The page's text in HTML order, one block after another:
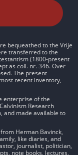
bequeathed to the Vrije
transferred to the
(1800-present
as coll. nr. 346. Over
The present
recent inventory,
enterprise of the
Research
and made available to
Herman Bavinck,
like diaries, and
journalist, politician,
note books, lectures,